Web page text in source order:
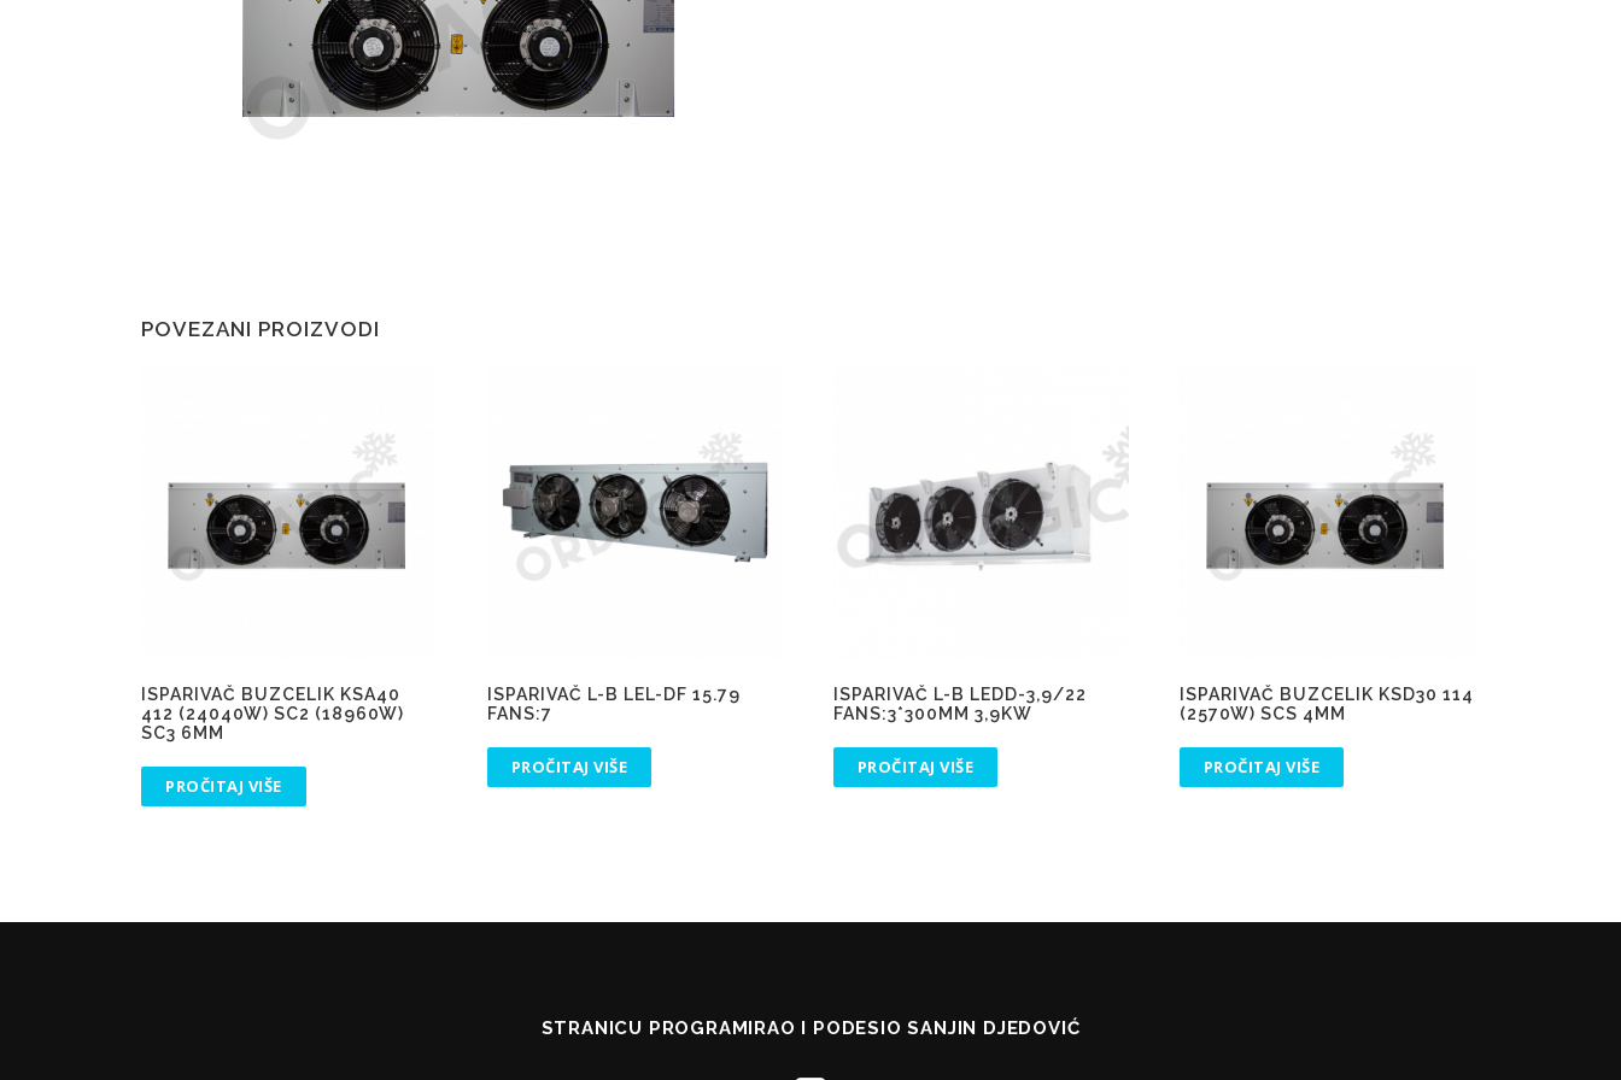
POVEZANI PROIZVODI
ISPARIVAČ BUZCELIK KSA40
412 (24040W) SC2 (18960W)
SC3 6MM
PROČITAJ VIŠE
ISPARIVAČ L-B LEL-DF 15.79
FANS:7
PROČITAJ VIŠE
ISPARIVAČ L-B LEDD-3,9/22
FANS:3*300MM 3,9KW
PROČITAJ VIŠE
ISPARIVAČ BUZCELIK KSD30 114
(2570W) SCS 4MM
PROČITAJ VIŠE
STRANICU PROGRAMIRAO I PODESIO SANJIN DJEDOVIĆ